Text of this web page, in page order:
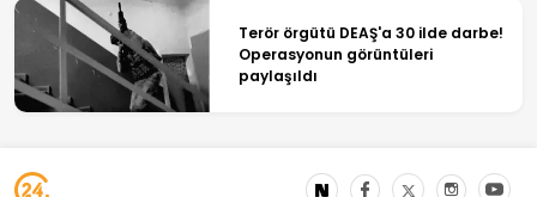
Terör örgütü DEAŞ'a 30 ilde darbe!
Operasyonun görüntüleri
paylaşıldı